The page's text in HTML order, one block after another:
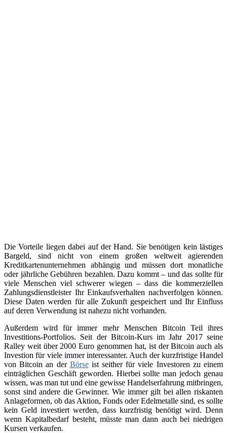
Die Vorteile liegen dabei auf der Hand. Sie benötigen kein lästiges
Bargeld, sind nicht von einem großen weltweit agierenden
Kreditkartenunternehmen abhängig und müssen dort monatliche
oder jährliche Gebühren bezahlen. Dazu kommt – und das sollte für
viele Menschen viel schwerer wiegen – dass die kommerziellen
Zahlungsdienstleister Ihr Einkaufsverhalten nachverfolgen können.
Diese Daten werden für alle Zukunft gespeichert und Ihr Einfluss
auf deren Verwendung ist nahezu nicht vorhanden.
Außerdem wird für immer mehr Menschen Bitcoin Teil ihres
Investitions-Portfolios. Seit der Bitcoin-Kurs im Jahr 2017 seine
Ralley weit über 2000 Euro genommen hat, ist der Bitcoin auch als
Investion für viele immer interessanter. Auch der kurzfristige Handel
von Bitcoin an der Börseist seither für viele Investoren zu einem
einträglichen Geschäft geworden. Hierbei sollte man jedoch genau
wissen, was man tut und eine gewisse Handelserfahrung mitbringen,
sonst sind andere die Gewinner. Wie immer gilt bei allen riskanten
Anlageformen, ob das Aktion, Fonds oder Edelmetalle sind, es sollte
kein Geld investiert werden, dass kurzfristig benötigt wird. Denn
wenn Kapitalbedarf besteht, müsste man dann auch bei niedrigen
Kursen verkaufen.